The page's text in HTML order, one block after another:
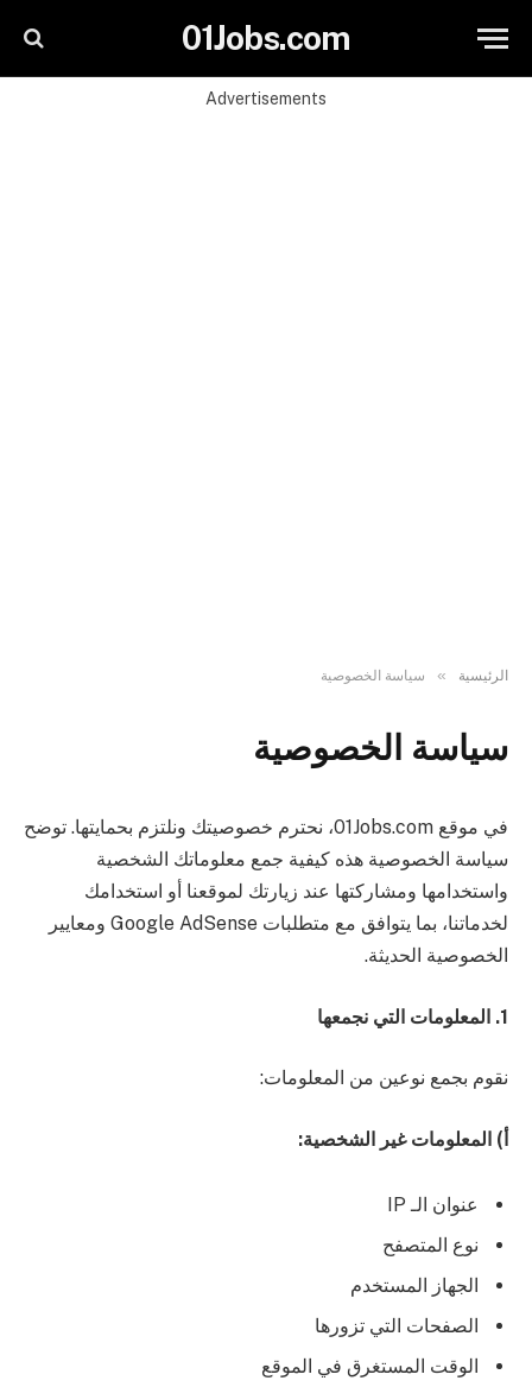
01Jobs.com
Advertisements
الرئيسية » سياسة الخصوصية
سياسة الخصوصية
في موقع 01Jobs.com، نحترم خصوصيتك ونلتزم بحمايتها. توضح
سياسة الخصوصية هذه كيفية جمع معلوماتك الشخصية
واستخدامها ومشاركتها عند زيارتك لموقعنا أو استخدامك
لخدماتنا، بما يتوافق مع متطلبات Google AdSense ومعايير
الخصوصية الحديثة.
1. المعلومات التي نجمعها
نقوم بجمع نوعين من المعلومات:
أ) المعلومات غير الشخصية:
عنوان الـ IP
نوع المتصفح
الجهاز المستخدم
الصفحات التي تزورها
الوقت المستغرق في الموقع